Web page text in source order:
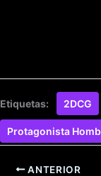
Etiquetas: 2DCG
Protagonista
ANTERIOR